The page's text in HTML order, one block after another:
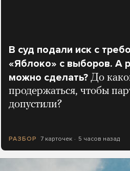
В суд подали иск с
«Яблоко» с выборов. А
можно сделать? До
продержаться, чтобы
допустили?
РАЗБОР 7 карточек 5 часов назад